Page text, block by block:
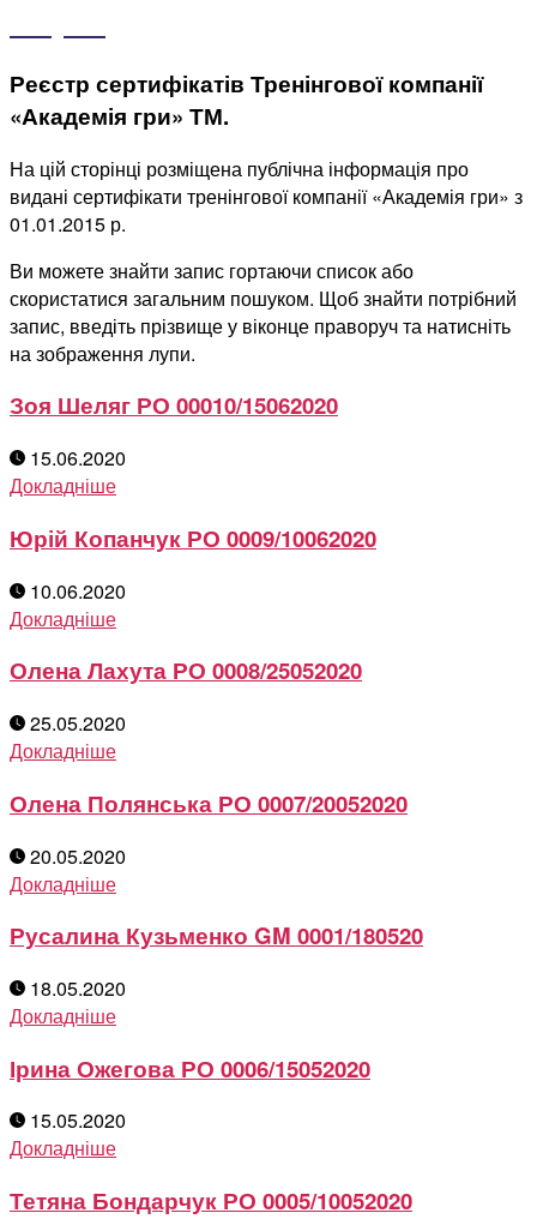
Реєстр сертифікатів Тренінгової компанії
«Академія гри» ТМ.
На цій сторінці розміщена публічна інформація про
видані сертифікати тренінгової компанії «Академія гри» з
01.01.2015 р.
Ви можете знайти запис гортаючи список або
скористатися загальним пошуком. Щоб знайти потрібний
запис, введіть прізвище у віконце праворуч та натисніть
на зображення лупи.
Зоя Шеляг РО 00010/15062020
15.06.2020
Докладніше
Юрій Копанчук РО 0009/10062020
10.06.2020
Докладніше
Олена Лахута РО 0008/25052020
25.05.2020
Докладніше
Олена Полянська РО 0007/20052020
20.05.2020
Докладніше
Русалина Кузьменко GM 0001/180520
18.05.2020
Докладніше
Ірина Ожегова РО 0006/15052020
15.05.2020
Докладніше
Тетяна Бондарчук РО 0005/10052020